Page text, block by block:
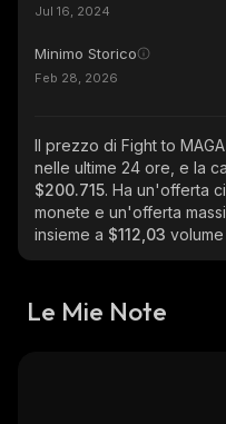
Jul 16, 2024
Minimo Storico
Feb 28, 2026
Il prezzo di Fight to MAGA
nelle ultime 24 ore, e la
$200.715. Ha un'offerta
monete e un'offerta
insieme a $112,03
Le Mie Note